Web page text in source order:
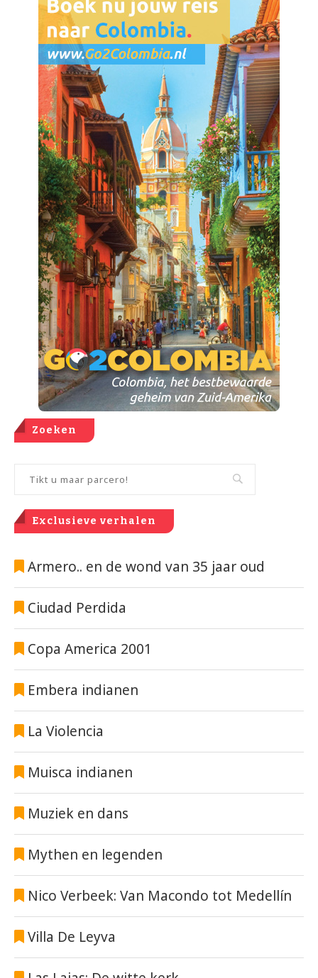
Zoeken
Exclusieve verhalen
Armero.. en de wond van 35 jaar oud
Ciudad Perdida
Copa America 2001
Embera indianen
La Violencia
Muisca indianen
Muziek en dans
Mythen en legenden
Nico Verbeek: Van Macondo tot Medellín
Villa De Leyva